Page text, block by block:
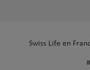
Swiss Life en